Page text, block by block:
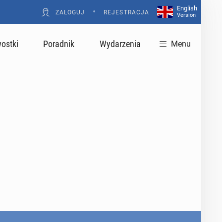
ZALOGUJ • REJESTRACJA
English
Version
Poradnik Wydarzenia Menu